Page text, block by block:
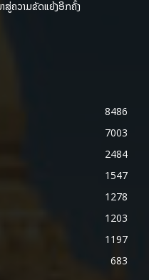
ສູ່ຄວາມຂັດແຍ້ງອີກຄັ້ງ
8486
7003
2484
1547
1278
1203
1197
683